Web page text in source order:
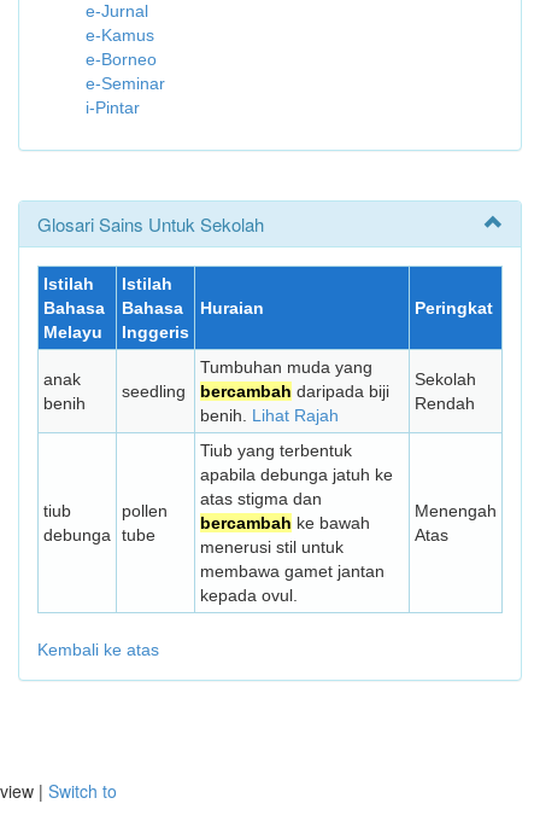
e-Jurnal
e-Kamus
e-Borneo
e-Seminar
i-Pintar
Glosari Sains Untuk Sekolah
Istilah
Bahasa
Melayu
Istilah
Bahasa
Inggeris
Huraian Peringkat
anak
benih
seedling
Tumbuhan muda yang
bercambah daripada biji
benih. Lihat Rajah
Sekolah
Rendah
tiub
debunga
pollen
tube
Tiub yang terbentuk
apabila debunga jatuh ke
atas stigma dan
bercambah ke bawah
menerusi stil untuk
membawa gamet jantan
kepada ovul.
Menengah
Atas
Kembali ke atas
view | Switch to